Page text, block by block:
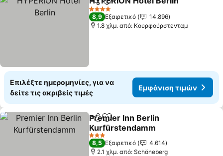
Κοινοποίηση
Προσθήκη στα αγαπημένα
4 Αστέρια
8,9 Εξαιρετικό
14.896
1.8 χλμ. από: Κουρφούρστενταμ
Επιλέξτε ημερομηνίες, για να
δείτε τις ακριβείς τιμές
Εμφάνιση τιμών
Κοινοποίηση
Προσθήκη στα αγαπημένα
Premier Inn Berlin
Kurfürstendamm
3 Αστέρια
8,5 Εξαιρετικό
4.614
2.1 χλμ. από: Schöneberg